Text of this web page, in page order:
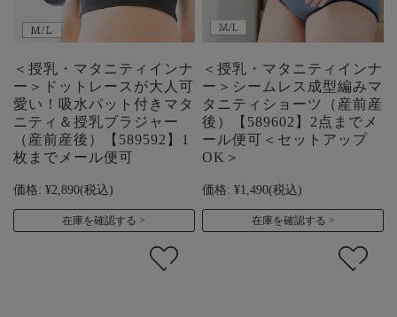
＜授乳・マタニティインナ
ー＞ドットレースが大人可
愛い！吸水パット付きマタ
ニティ＆授乳ブラジャー
（産前産後）【589592】1
枚までメール便可
価格: ¥2,890(税込)
在庫を確認する
＜授乳・マタニティインナ
ー＞シームレス成型編みマ
タニティショーツ（産前産
後）【589602】2点までメ
ール便可＜セットアップ
OK＞
価格: ¥1,490(税込)
在庫を確認する